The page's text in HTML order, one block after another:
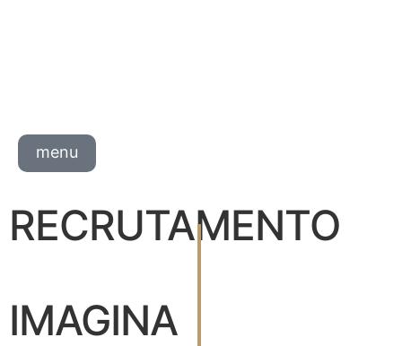
menu
RECRUTAMENTO
IMAGINA